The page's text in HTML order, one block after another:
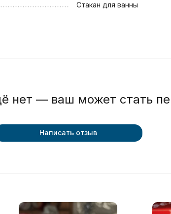
Стакан для ванны
нет — ваш может стать
Написать отзыв